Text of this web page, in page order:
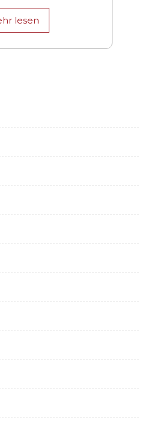
Simbabwes
lesen